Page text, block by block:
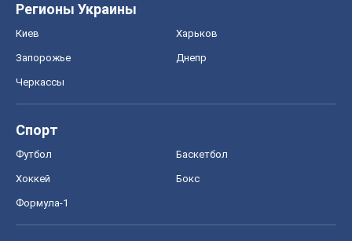
Регионы Украины
Киев Харьков
Запорожье Днепр
Черкассы
Спорт
Футбол Баскетбол
Хоккей Бокс
Формула-1